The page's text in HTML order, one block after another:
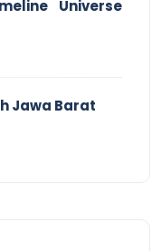
Universe
Jawa Barat